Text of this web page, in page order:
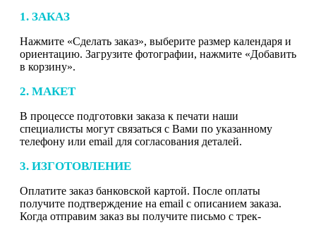
1. ЗАКАЗ
Нажмите «Сделать заказ», выберите размер календаря и
ориентацию. Загрузите фотографии, нажмите «Добавить
в корзину».
2. МАКЕТ
В процессе подготовки заказа к печати наши
специалисты могут связаться с Вами по указанному
телефону или email для согласования деталей.
3. ИЗГОТОВЛЕНИЕ
Оплатите заказ банковской картой. После оплаты
получите подтверждение на email с описанием заказа.
Когда отправим заказ вы получите письмо с трек-